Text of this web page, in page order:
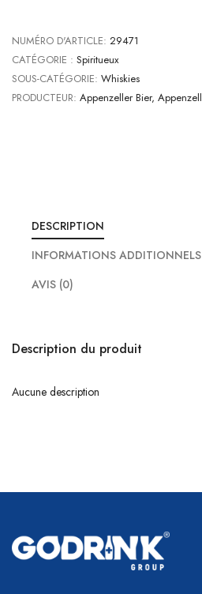
NUMÉRO D'ARTICLE: 29471
CATÉGORIE : Spiritueux
SOUS-CATÉGORIE: Whiskies
PRODUCTEUR: Appenzeller Bier, Appenzell
DESCRIPTION
INFORMATIONS ADDITIONNELS
AVIS (0)
Description du produit
Aucune description